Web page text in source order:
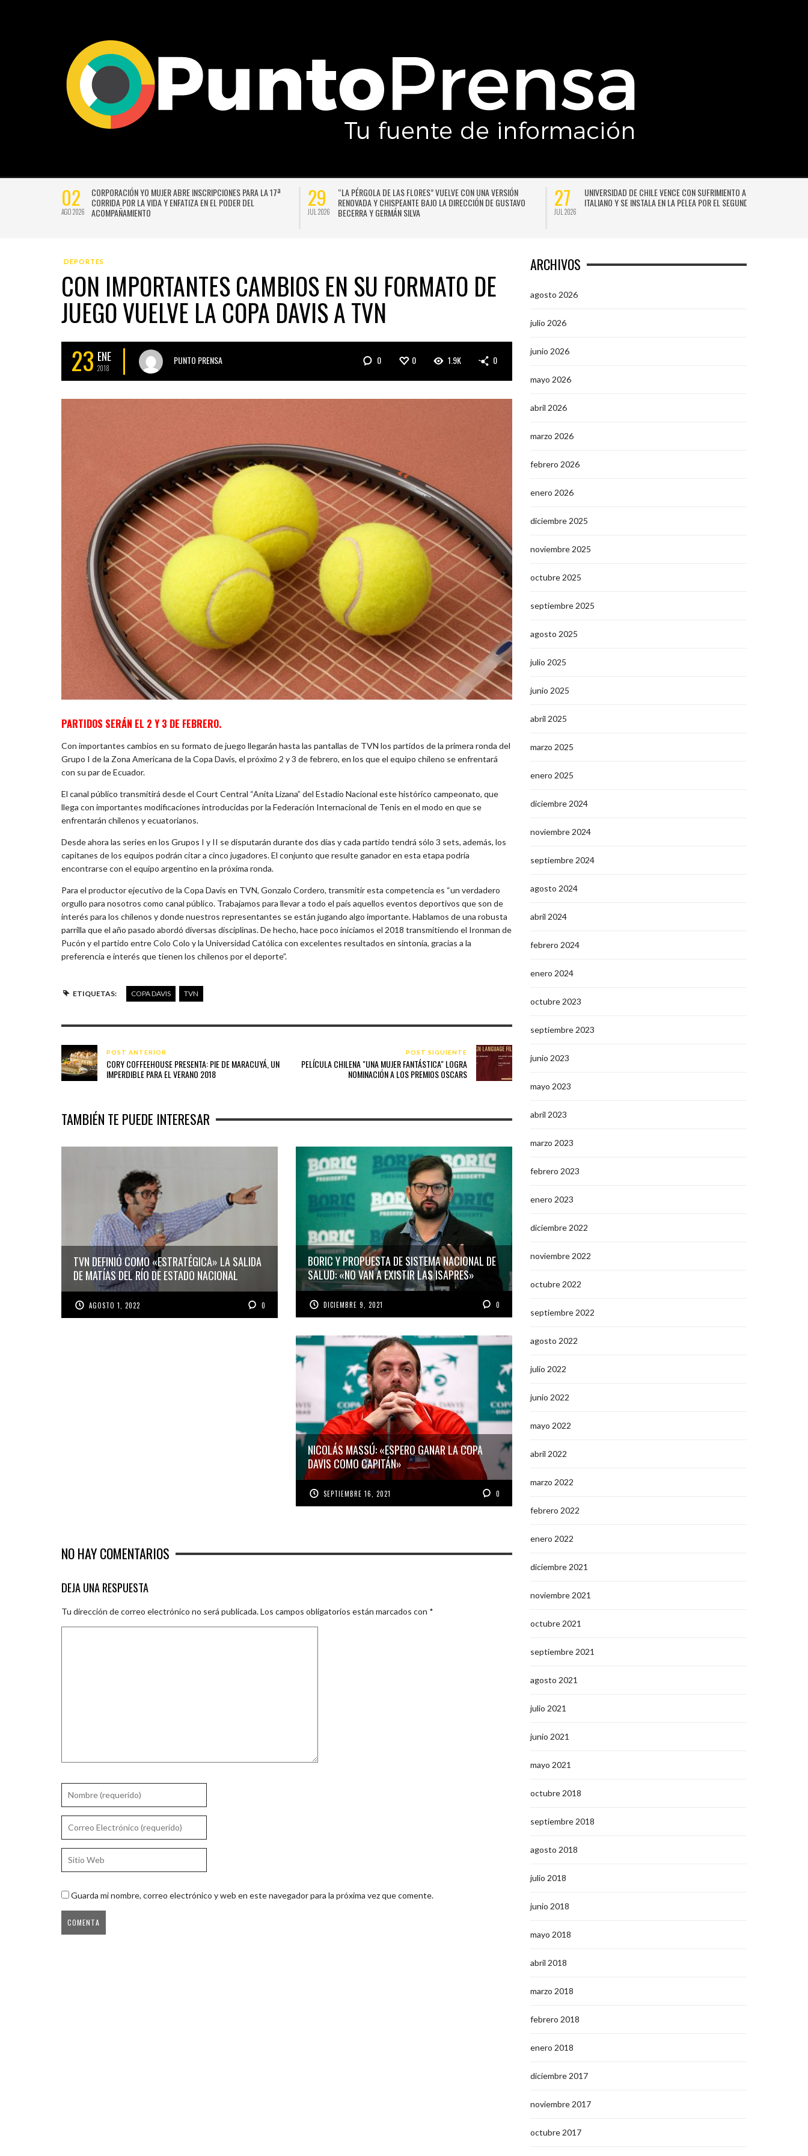
02
AGO 2026
CORPORACIÓN YO MUJER ABRE INSCRIPCIONES PARA LA 17ª
CORRIDA POR LA VIDA Y ENFATIZA EN EL PODER DEL
ACOMPAÑAMIENTO
29
JUL 2026
“LA PÉRGOLA DE LAS FLORES” VUELVE CON UNA VERSIÓN
RENOVADA Y CHISPEANTE BAJO LA DIRECCIÓN DE GUSTAVO
BECERRA Y GERMÁN SILVA
27
JUL 2026
UNIVERSIDAD DE CHILE VENCE CON SUFRIMIENTO A AUDAX
ITALIANO Y SE INSTALA EN LA PELEA POR EL SEGUNDO LUGAR
DEPORTES
CON IMPORTANTES CAMBIOS EN SU FORMATO DE
JUEGO VUELVE LA COPA DAVIS A TVN
23 ENE
2018
PUNTO PRENSA 0 0 1.9K 0
PARTIDOS SERÁN EL 2 Y 3 DE FEBRERO.
Con importantes cambios en su formato de juego llegarán hasta las pantallas de TVN los partidos de la primera ronda del
Grupo I de la Zona Americana de la Copa Davis, el próximo 2 y 3 de febrero, en los que el equipo chileno se enfrentará
con su par de Ecuador.
El canal público transmitirá desde el Court Central “Anita Lizana” del Estadio Nacional este histórico campeonato, que
llega con importantes modificaciones introducidas por la Federación Internacional de Tenis en el modo en que se
enfrentarán chilenos y ecuatorianos.
Desde ahora las series en los Grupos I y II se disputarán durante dos días y cada partido tendrá sólo 3 sets, además, los
capitanes de los equipos podrán citar a cinco jugadores. El conjunto que resulte ganador en esta etapa podría
encontrarse con el equipo argentino en la próxima ronda.
Para el productor ejecutivo de la Copa Davis en TVN, Gonzalo Cordero, transmitir esta competencia es “un verdadero
orgullo para nosotros como canal público. Trabajamos para llevar a todo el país aquellos eventos deportivos que son de
interés para los chilenos y donde nuestros representantes se están jugando algo importante. Hablamos de una robusta
parrilla que el año pasado abordó diversas disciplinas. De hecho, hace poco iniciamos el 2018 transmitiendo el Ironman de
Pucón y el partido entre Colo Colo y la Universidad Católica con excelentes resultados en sintonía, gracias a la
preferencia e interés que tienen los chilenos por el deporte”.
ETIQUETAS: COPA DAVIS TVN
POST ANTERIOR
CORY COFFEEHOUSE PRESENTA: PIE DE MARACUYÁ, UN
IMPERDIBLE PARA EL VERANO 2018
POST SIGUIENTE
PELÍCULA CHILENA "UNA MUJER FANTÁSTICA" LOGRA
NOMINACIÓN A LOS PREMIOS OSCARS
TAMBIÉN TE PUEDE INTERESAR
TVN DEFINIÓ COMO «ESTRATÉGICA» LA SALIDA
DE MATÍAS DEL RÍO DE ESTADO NACIONAL
AGOSTO 1, 2022 0
BORIC Y PROPUESTA DE SISTEMA NACIONAL DE
SALUD: «NO VAN A EXISTIR LAS ISAPRES»
DICIEMBRE 9, 2021 0
NICOLÁS MASSÚ: «ESPERO GANAR LA COPA
DAVIS COMO CAPITÁN»
SEPTIEMBRE 16, 2021 0
NO HAY COMENTARIOS
DEJA UNA RESPUESTA
Tu dirección de correo electrónico no será publicada.Los campos obligatorios están marcados con *
Guarda mi nombre, correo electrónico y web en este navegador para la próxima vez que comente.
ARCHIVOS
agosto 2026
julio 2026
junio 2026
mayo 2026
abril 2026
marzo 2026
febrero 2026
enero 2026
diciembre 2025
noviembre 2025
octubre 2025
septiembre 2025
agosto 2025
julio 2025
junio 2025
abril 2025
marzo 2025
enero 2025
diciembre 2024
noviembre 2024
septiembre 2024
agosto 2024
abril 2024
febrero 2024
enero 2024
octubre 2023
septiembre 2023
junio 2023
mayo 2023
abril 2023
marzo 2023
febrero 2023
enero 2023
diciembre 2022
noviembre 2022
octubre 2022
septiembre 2022
agosto 2022
julio 2022
junio 2022
mayo 2022
abril 2022
marzo 2022
febrero 2022
enero 2022
diciembre 2021
noviembre 2021
octubre 2021
septiembre 2021
agosto 2021
julio 2021
junio 2021
mayo 2021
octubre 2018
septiembre 2018
agosto 2018
julio 2018
junio 2018
mayo 2018
abril 2018
marzo 2018
febrero 2018
enero 2018
diciembre 2017
noviembre 2017
octubre 2017